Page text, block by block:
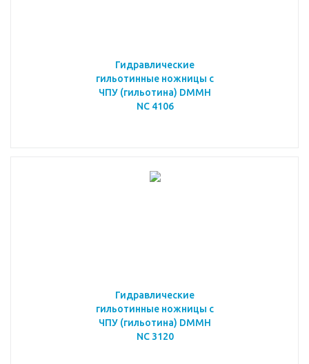
Гидравлические
гильотинные ножницы с
ЧПУ (гильотина) DMMH
NC 4106
Гидравлические
гильотинные ножницы с
ЧПУ (гильотина) DMMH
NC 3120